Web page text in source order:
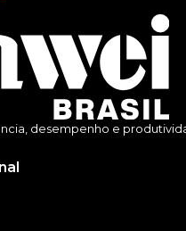
desempenho e